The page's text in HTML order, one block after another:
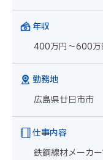
年収
400万円～600万
勤務地
広島県廿日市市
仕事内容
鉄鋼線材メーカ